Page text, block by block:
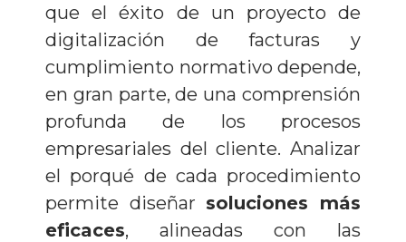
que el éxito de un proyecto de
digitalización de facturas y
cumplimiento normativo depende,
en gran parte, de una comprensión
profunda de los procesos
empresariales del cliente. Analizar
el porqué de cada procedimiento
permite diseñar soluciones más
eficaces, alineadas con las